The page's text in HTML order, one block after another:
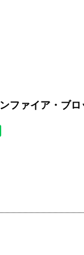
ァイア・ブロ